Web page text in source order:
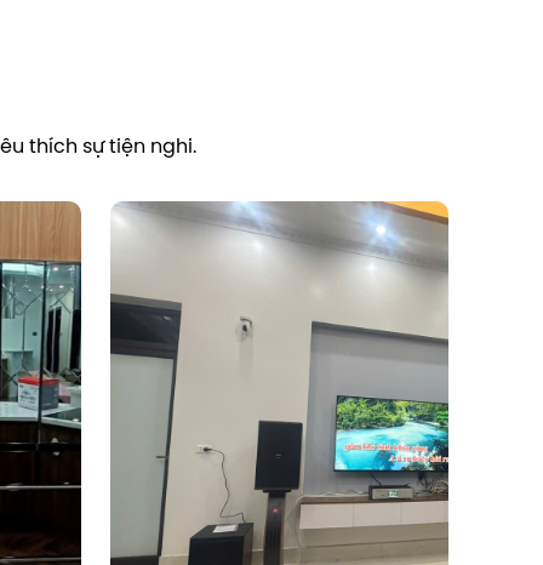
thích sự tiện nghi.